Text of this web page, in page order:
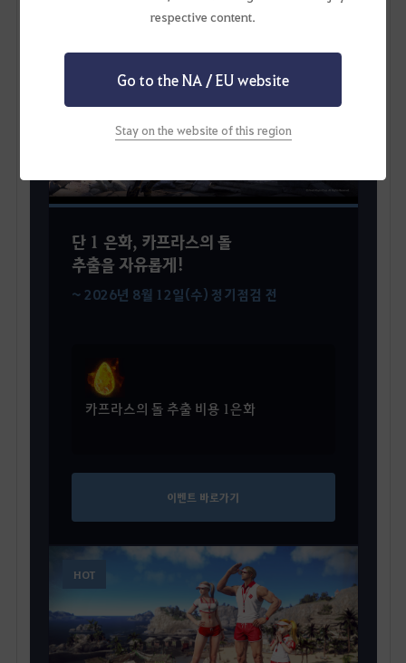
respective content.
Go to the NA / EU website
Stay on the website of this region
HOT
단 1 은화, 카프라스의 돌
추출을 자유롭게!
~ 2026년 8월 12일(수) 정기점검 전
카프라스의 돌 추출 비용 1은화
이벤트 바로가기
HOT